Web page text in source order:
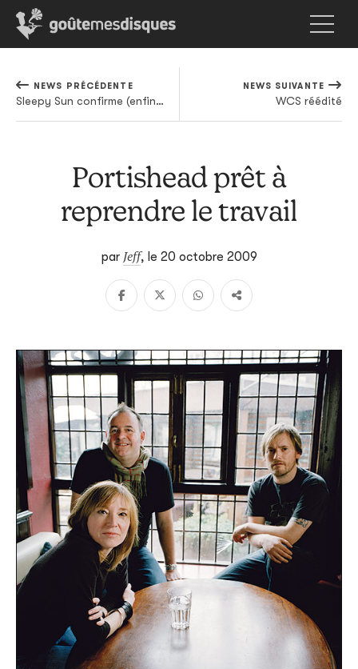
NEWS PRÉCÉDENTE
Sleepy Sun confirme (enfin) sa tournée européenne
NEWS SUIVANTE
WCS réédité
Portishead prêt à
reprendre le travail
par Jeff, le 20 octobre 2009